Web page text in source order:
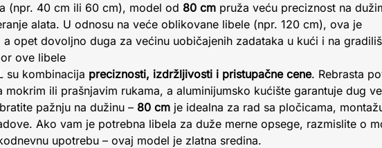
(npr. 40 cm ili 60 cm), model od 80 cm pruža veću preciznost na
alata. U odnosu na veće oblikovane libele (npr. 120 cm), ova je
opet dovoljno duga za većinu uobičajenih zadataka u kući i na
ove libele
su kombinacija preciznosti, izdržljivosti i pristupačne cene. Rebrasta
ili prašnjavim rukama, a aluminijumsko kućište garantuje dug
pažnju na dužinu – 80 cm je idealna za rad sa pločicama,
Ako vam je potrebna libela za duže merne opsege, razmislite o
upotrebu – ovaj model je zlatna sredina.